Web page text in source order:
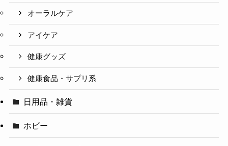
オーラルケア
アイケア
健康グッズ
健康食品・サプリ系
日用品・雑貨
ホビー